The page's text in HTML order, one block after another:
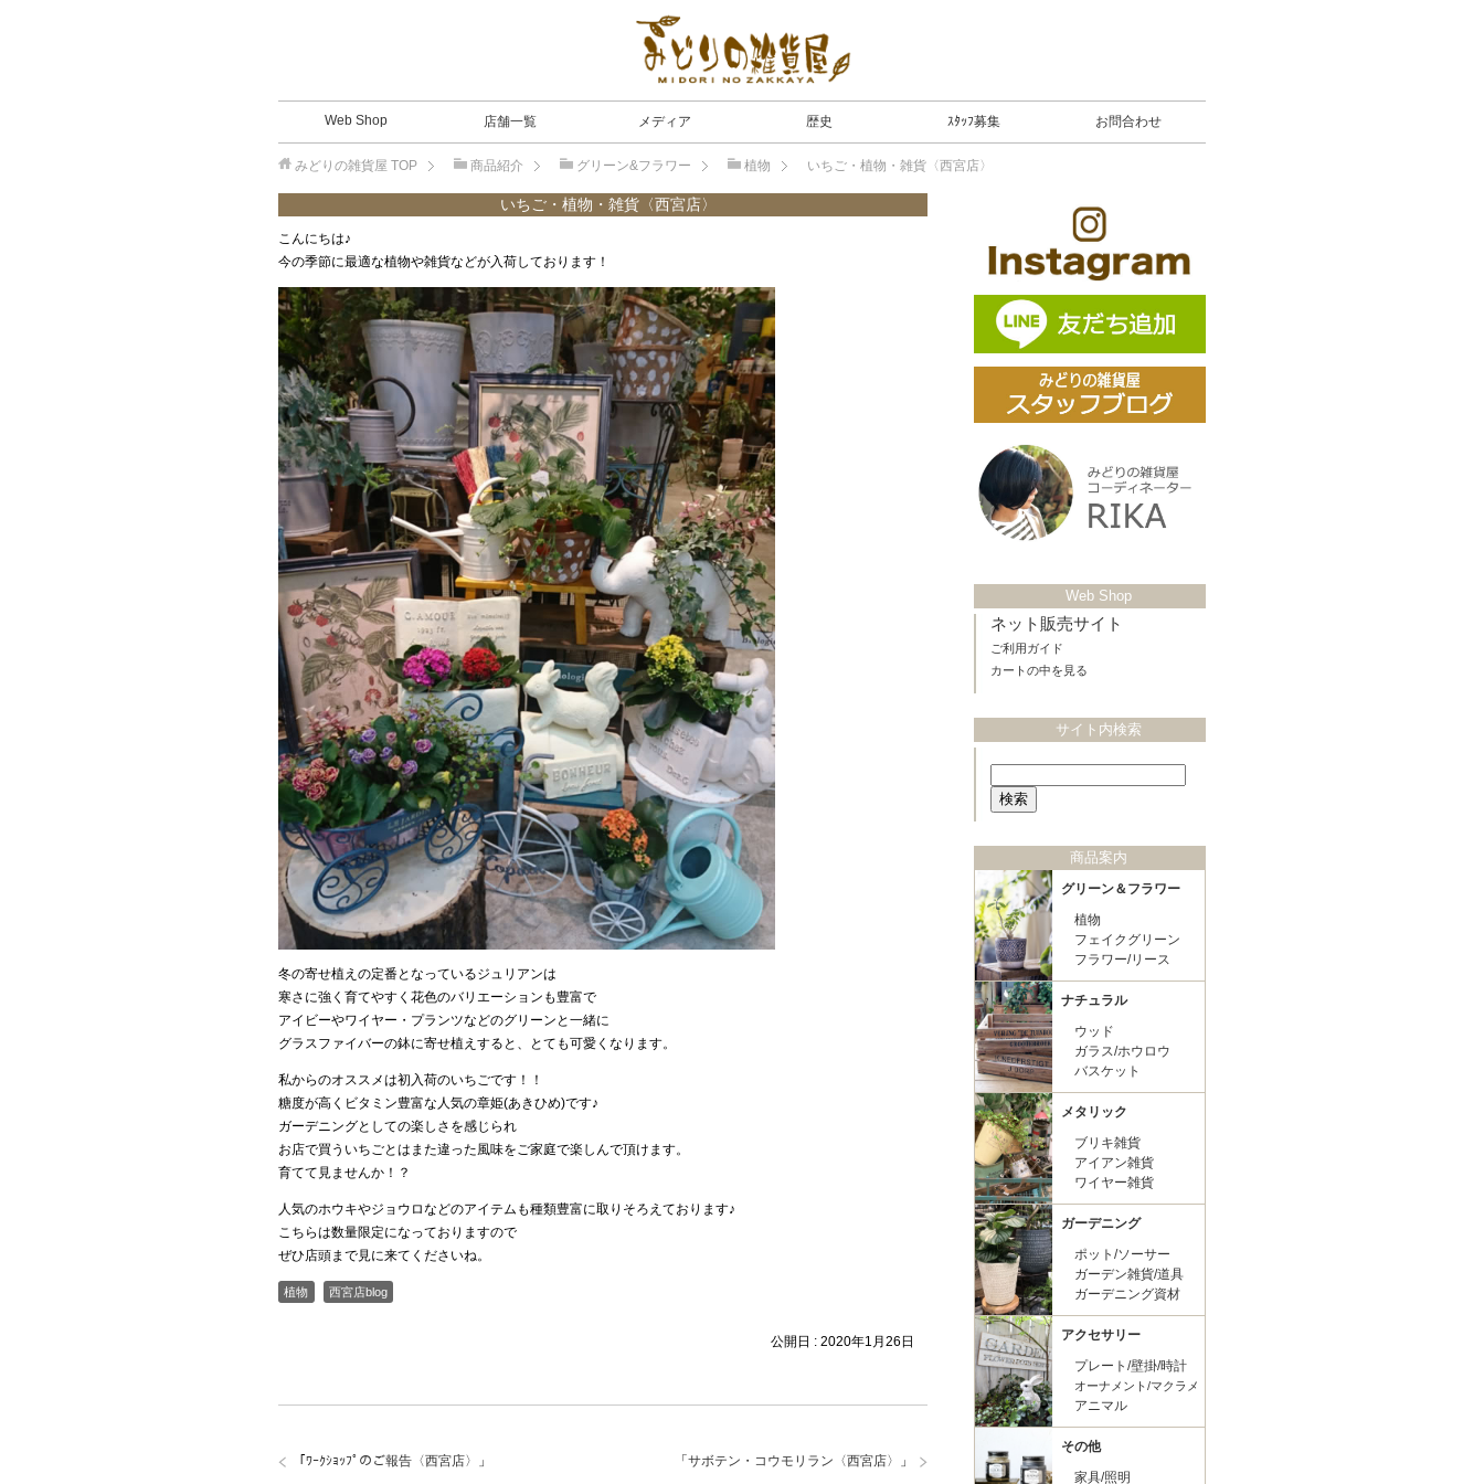
Web Shop 店舗一覧 メディア 歴史 ｽﾀｯﾌ募集 お問合わせ
みどりの雑貨屋 TOP 商品紹介 グリーン&フラワー 植物 いちご・植物・雑貨〈西宮店〉
いちご・植物・雑貨〈西宮店〉
こんにちは♪
今の季節に最適な植物や雑貨などが入荷しております！
冬の寄せ植えの定番となっているジュリアンは
寒さに強く育てやすく花色のバリエーションも豊富で
アイビーやワイヤー・プランツなどのグリーンと一緒に
グラスファイバーの鉢に寄せ植えすると、とても可愛くなります。
私からのオススメは初入荷のいちごです！！
糖度が高くビタミン豊富な人気の章姫(あきひめ)です♪
ガーデニングとしての楽しさを感じられ
お店で買ういちごとはまた違った風味をご家庭で楽しんで頂けます。
育てて見ませんか！？
人気のホウキやジョウロなどのアイテムも種類豊富に取りそろえております♪
こちらは数量限定になっておりますので
ぜひ店頭まで見に来てくださいね。
植物 西宮店blog
公開日 : 2020年1月26日
「 サボテン・コウモリラン〈西宮店〉 」
「 ﾜｰｸｼｮｯﾌﾟのご報告〈西宮店〉 」
Web Shop
ネット販売サイト
ご利用ガイド
カートの中を見る
サイト内検索
商品案内
グリーン＆フラワー
植物
フェイクグリーン
フラワー/リース
ナチュラル
ウッド
ガラス/ホウロウ
バスケット
メタリック
ブリキ雑貨
アイアン雑貨
ワイヤー雑貨
ガーデニング
ポット/ソーサー
ガーデン雑貨/道具
ガーデニング資材
アクセサリー
プレート/壁掛/時計
オーナメント/マクラメ
アニマル
その他
家具/照明